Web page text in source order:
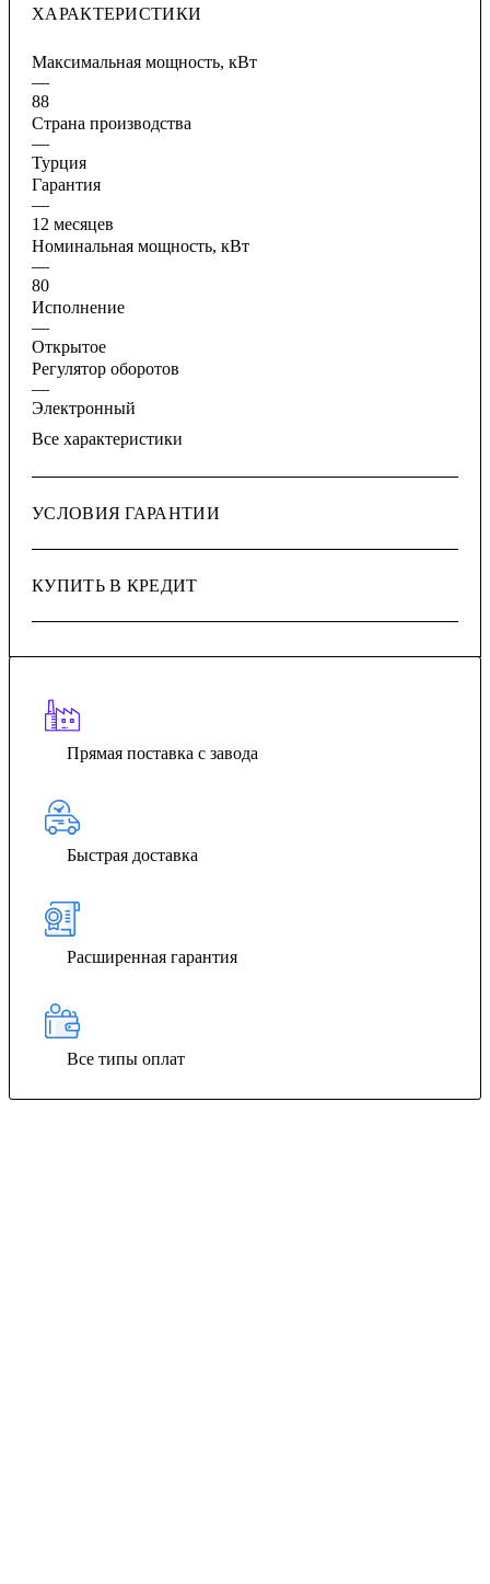
ХАРАКТЕРИСТИКИ
Максимальная мощность, кВт
—
88
Страна производства
—
Турция
Гарантия
—
12 месяцев
Номинальная мощность, кВт
—
80
Исполнение
—
Открытое
Регулятор оборотов
—
Электронный
Все характеристики
УСЛОВИЯ ГАРАНТИИ
КУПИТЬ В КРЕДИТ
Прямая поставка с завода
Быстрая доставка
Расширенная гарантия
Все типы оплат